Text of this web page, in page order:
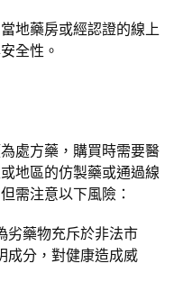
地藥房或經認證的線上
全性。
處方藥，購買時需要醫
地區的仿製藥或通過線
需注意以下風險：
劣藥物充斥於非法市
成分，對健康造成威